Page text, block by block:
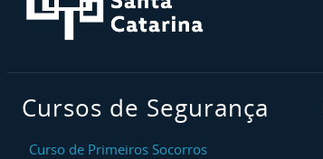
Cursos de Segurança
Curso de Primeiros Socorros